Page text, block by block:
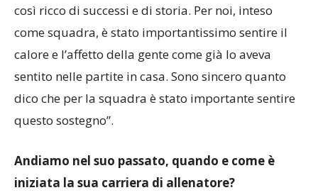
così ricco di successi e di storia. Per noi, inteso
come squadra, è stato importantissimo sentire il
calore e l’affetto della gente come già lo aveva
sentito nelle partite in casa. Sono sincero quanto
dico che per la squadra è stato importante sentire
questo sostegno”.
Andiamo nel suo passato, quando e come è
iniziata la sua carriera di allenatore?